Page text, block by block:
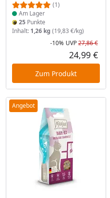
Preis
(1)
Am Lager
25Punkte
Inhalt: 1,26 kg (19,83 €/kg)
-10% UVP27,86 €
24,99 €
Zum Produkt
Angebot